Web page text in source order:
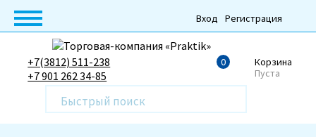
Вход Регистрация
+7(3812) 511-238
+7 901 262 34-85
Корзина
0
Пуста